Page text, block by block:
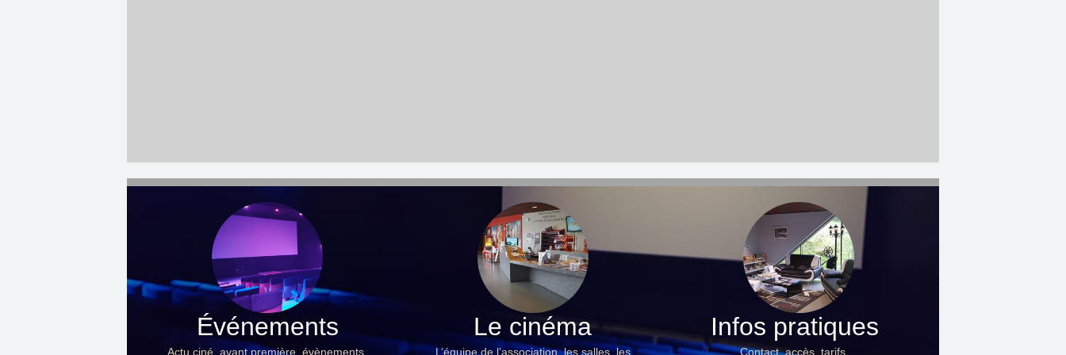
Événements
Actu ciné, avant première, évènements,
Le cinéma
L’équipe de l’association, les salles, les
Infos pratiques
Contact, accès, tarifs…